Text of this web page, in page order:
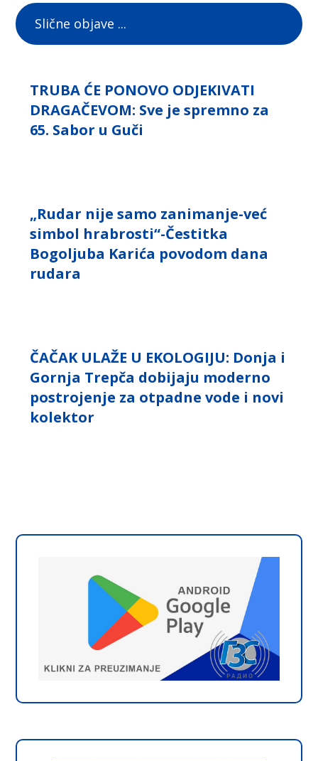
Slične objave ...
TRUBA ĆE PONOVO ODJEKIVATI
DRAGAČEVOM: Sve je spremno za
65. Sabor u Guči
„Rudar nije samo zanimanje-već
simbol hrabrosti“-Čestitka
Bogoljuba Karića povodom dana
rudara
ČAČAK ULAŽE U EKOLOGIJU: Donja i
Gornja Trepča dobijaju moderno
postrojenje za otpadne vode i novi
kolektor